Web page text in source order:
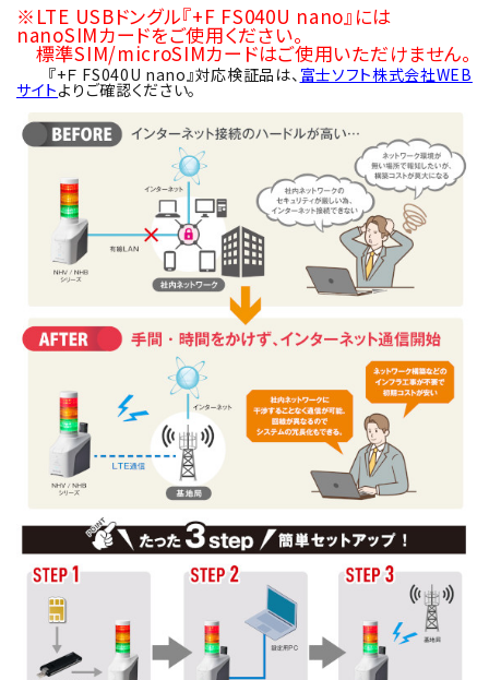
※LTE USBドングル『+F FS040U nano』には
nanoSIMカードをご使用ください。
標準SIM/microSIMカードはご使用いただけません。
『+Ｆ FS040U nano』対応検証品は、 富士ソフト株式会社WEB
サイトよりご確認ください。